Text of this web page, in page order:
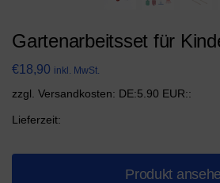
Gartenarbeitsset für
€18,90 inkl. MwSt.
zzgl. Versandkosten: DE:5.90 EUR::
Lieferzeit:
Produkt